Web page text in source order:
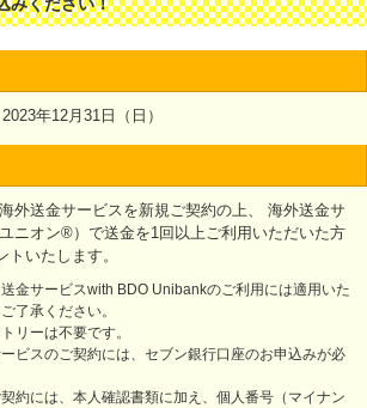
みください！
年12月31日（日）
外送金サービスを新規ご契約の上、 海外送金サ
ニオン®）で送金を1回以上ご利用いただいた方
トいたします。
金サービスwith BDO Unibankのご利用には適用いた
了承ください。
リーは不要です。
ビスのご契約には、セブン銀行口座のお申込みが必
約には、本人確認書類に加え、個人番号（マイナン